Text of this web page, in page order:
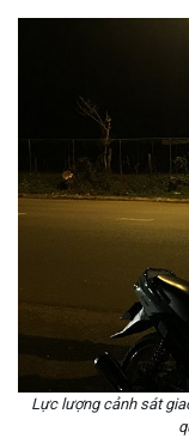
Lực lượng cảnh sát